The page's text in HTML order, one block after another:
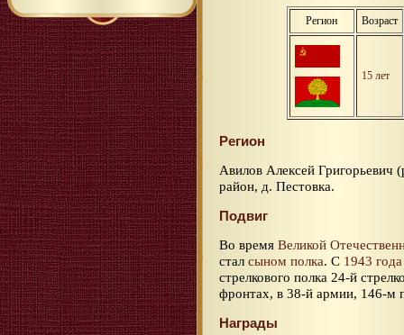
Регион Возраст
15 лет
Регион
Авилов Алексей
район, д. Пестовка.
Подвиг
Во время Великой
стал сыном полка. С 1943 года
стрелкового полка 24-й
фронтах, в 38-й армии, 146-м
Награды